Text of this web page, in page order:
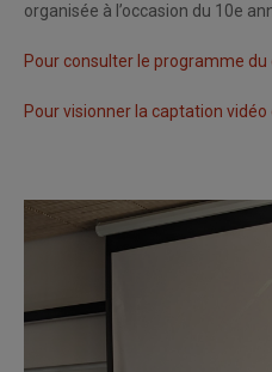
organisée à l’occasion du 10e
Pour consulter le programme du
Pour visionner la captation